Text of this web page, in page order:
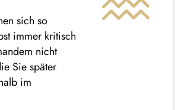
sich so
immer kritisch
nicht
Sie später
im